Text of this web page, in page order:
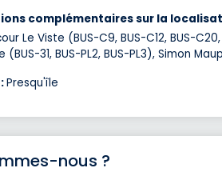
complémentaires sur la
Le Viste (BUS-C9, BUS-C12, BUS-
31, BUS-PL2, BUS-PL3), Simon
Presqu'île
nous ?